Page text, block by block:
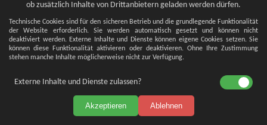
ob zusätzlich Inhalte von Drittanbietern geladen werden dürfen.
Technische Cookies sind für den sicheren Betrieb und die grundlegende Funktionalität
der Website erforderlich. Sie werden automatisch gesetzt und können nicht
deaktiviert werden. Externe Inhalte und Dienste können eigene Cookies setzen. Sie
können diese Funktionalität aktivieren oder deaktivieren. Ohne Ihre Zustimmung
stehen manche Inhalte möglicherweise nicht zur Verfügung.
Externe Inhalte und Dienste zulassen?
Akzeptieren Ablehnen